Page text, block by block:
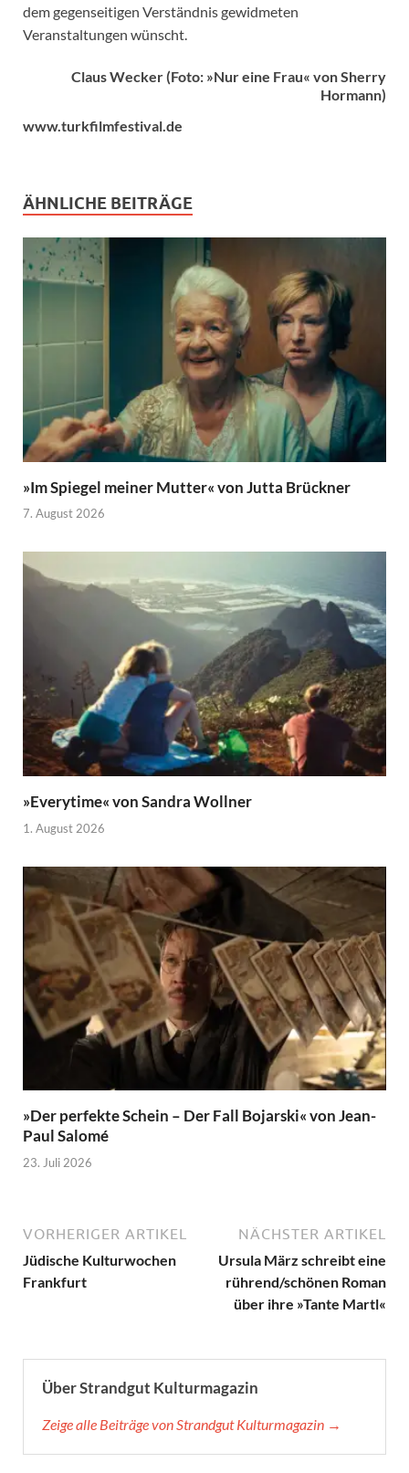
dem gegenseitigen Verständnis gewidmeten
Veranstaltungen wünscht.
Claus Wecker (Foto: »Nur eine Frau« von Sherry
Hormann)
www.turkfilmfestival.de
ÄHNLICHE BEITRÄGE
»Im Spiegel meiner Mutter« von Jutta Brückner
7. August 2026
»Everytime« von Sandra Wollner
1. August 2026
»Der perfekte Schein – Der Fall Bojarski« von Jean-
Paul Salomé
23. Juli 2026
VORHERIGER ARTIKEL
Jüdische Kulturwochen
Frankfurt
NÄCHSTER ARTIKEL
Ursula März schreibt eine
rührend/schönen Roman
über ihre »Tante Martl«
Über Strandgut Kulturmagazin
Zeige alle Beiträge von Strandgut Kulturmagazin →